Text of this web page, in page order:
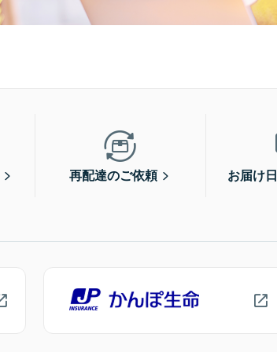
再配達のご依頼 お届け